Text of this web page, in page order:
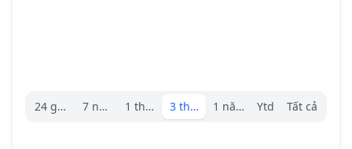
Trình chọn khoảng.
24 giờ 7 ngày 1 tháng 3 tháng 1 năm Ytd Tất cả